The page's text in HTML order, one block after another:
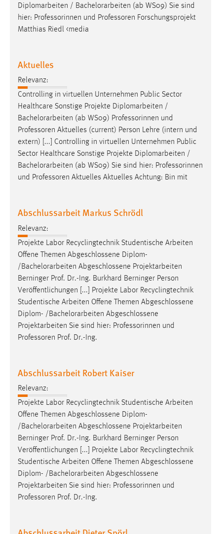
Diplomarbeiten / Bachelorarbeiten (ab WS09) Sie sind
hier: Professorinnen und Professoren Forschungsprojekt
Matthias Riedl <media
Aktuelles
Relevanz:
Controlling in virtuellen Unternehmen Public Sector
Healthcare Sonstige Projekte Diplomarbeiten /
Bachelorarbeiten (ab WS09) Professorinnen und
Professoren Aktuelles (current) Person Lehre (intern und
extern) [...] Controlling in virtuellen Unternehmen Public
Sector Healthcare Sonstige Projekte Diplomarbeiten /
Bachelorarbeiten (ab WS09) Sie sind hier: Professorinnen
und Professoren Aktuelles Aktuelles Achtung: Bin mit
Abschlussarbeit Markus Schrödl
Relevanz:
Projekte Labor Recyclingtechnik Studentische Arbeiten
Offene Themen Abgeschlossene Diplom-
/ Bachelorarbeiten Abgeschlossene Projektarbeiten
Berninger Prof. Dr.-Ing. Burkhard Berninger Person
Veröffentlichungen [...] Projekte Labor Recyclingtechnik
Studentische Arbeiten Offene Themen Abgeschlossene
Diplom- / Bachelorarbeiten Abgeschlossene
Projektarbeiten Sie sind hier: Professorinnen und
Professoren Prof. Dr.-Ing.
Abschlussarbeit Robert Kaiser
Relevanz:
Projekte Labor Recyclingtechnik Studentische Arbeiten
Offene Themen Abgeschlossene Diplom-
/ Bachelorarbeiten Abgeschlossene Projektarbeiten
Berninger Prof. Dr.-Ing. Burkhard Berninger Person
Veröffentlichungen [...] Projekte Labor Recyclingtechnik
Studentische Arbeiten Offene Themen Abgeschlossene
Diplom- / Bachelorarbeiten Abgeschlossene
Projektarbeiten Sie sind hier: Professorinnen und
Professoren Prof. Dr.-Ing.